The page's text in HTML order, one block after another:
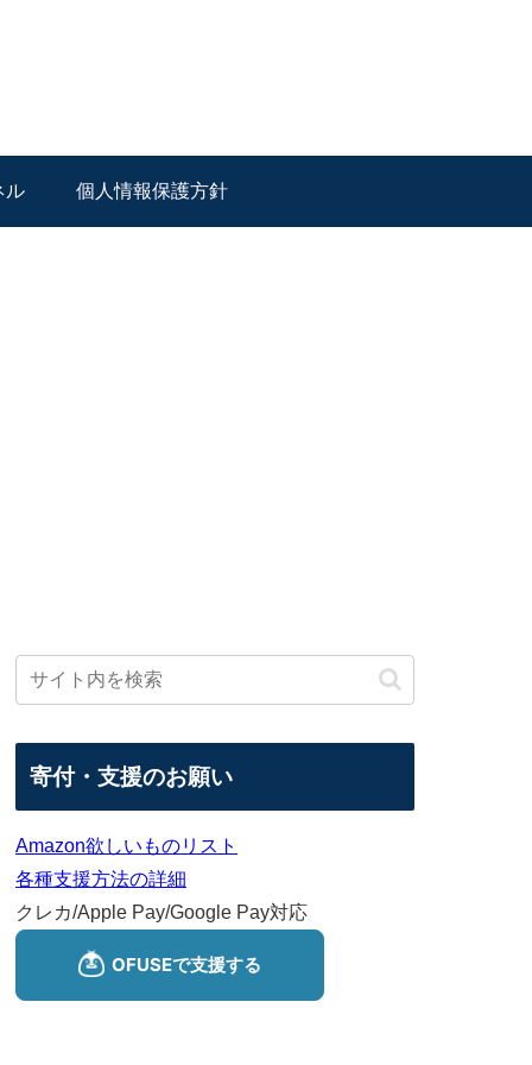
ル 個人情報保護方針
寄付・支援のお願い
Amazon欲しいものリスト
各種支援方法の詳細
クレカ/Apple Pay/Google Pay対応